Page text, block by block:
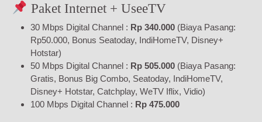
Paket Internet + UseeTV
30 Mbps Digital Channel : Rp 340.000 (Biaya Pasang:
Rp50.000, Bonus Seatoday, IndiHomeTV, Disney+
Hotstar)
50 Mbps Digital Channel : Rp 505.000 (Biaya Pasang:
Gratis, Bonus Big Combo, Seatoday, IndiHomeTV,
Disney+ Hotstar, Catchplay, WeTV Iflix, Vidio)
100 Mbps Digital Channel : Rp 475.000